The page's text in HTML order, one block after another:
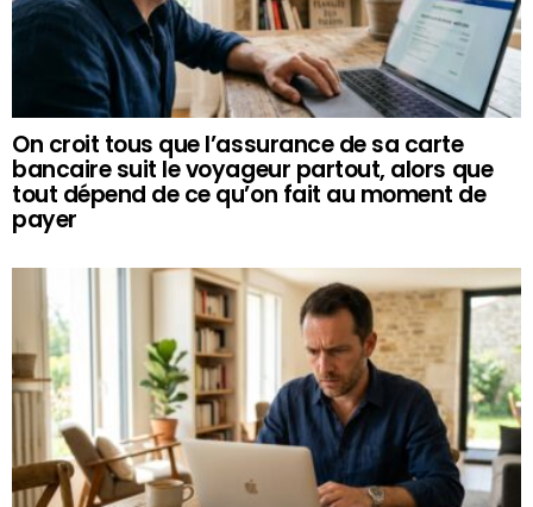
On croit tous que l’assurance de sa carte
bancaire suit le voyageur partout, alors que
tout dépend de ce qu’on fait au moment de
payer